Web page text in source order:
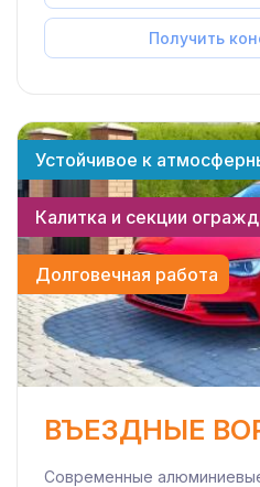
Получить
Устойчивое к
Калитка и секции
Долговечная работа
ВЪЕЗДНЫЕ
Современные